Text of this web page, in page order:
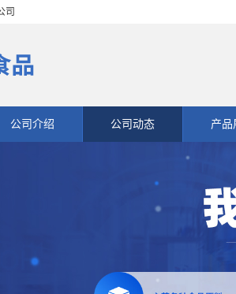
司
公司介绍 公司动态 产品